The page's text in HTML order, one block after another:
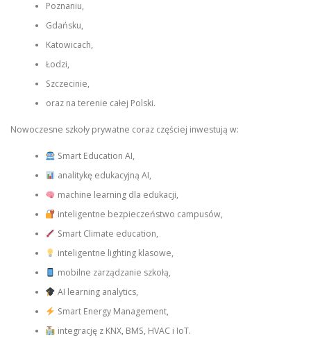
Poznaniu,
Gdańsku,
Katowicach,
Łodzi,
Szczecinie,
oraz na terenie całej Polski.
Nowoczesne szkoły prywatne coraz częściej inwestują w:
Smart Education AI,
analitykę edukacyjną AI,
machine learning dla edukacji,
inteligentne bezpieczeństwo campusów,
Smart Climate education,
inteligentne lighting klasowe,
mobilne zarządzanie szkołą,
AI learning analytics,
Smart Energy Management,
integrację z KNX, BMS, HVAC i IoT.